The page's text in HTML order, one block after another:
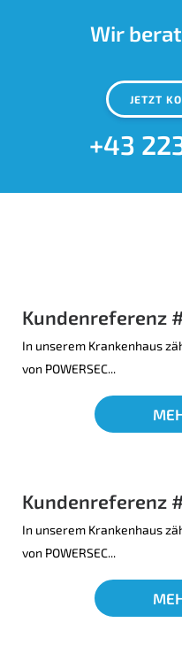
Wir
JETZT
+43
Kundenreferenz
In unserem Krankenhaus
von POWERSEC...
Kundenreferenz
In unserem Krankenhaus
von POWERSEC...